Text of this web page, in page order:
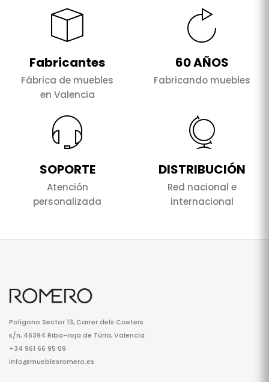
Fabricantes
Fábrica de muebles
en Valencia
60 AÑOS
Fabricando muebles
SOPORTE
Atención
personalizada
DISTRIBUCIÓN
Red nacional e
internacional
Polígono Sector 13, Carrer dels Coeters
s/n, 46394 Riba-roja de Túria, Valencia
+34 961 66 95 09
info@mueblesromero.es